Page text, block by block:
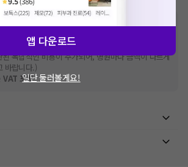
추가비용 등으로 실제 가격과 상이할 수 있으니, 정확
에 직접 문의해주세요.
건강보험심사평가원에 고지되어 있는 급여 진료 기준 가
복합적인 비용이 추가되어, 병원마다 금액이 다르게
바랍니다.)
VAT 포함
앱 다운로드
일단 둘러볼게요!